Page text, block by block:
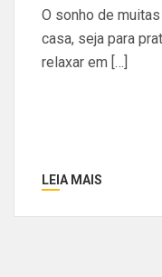
O sonho de
casa, seja para
relaxar em […]
LEIA MAIS